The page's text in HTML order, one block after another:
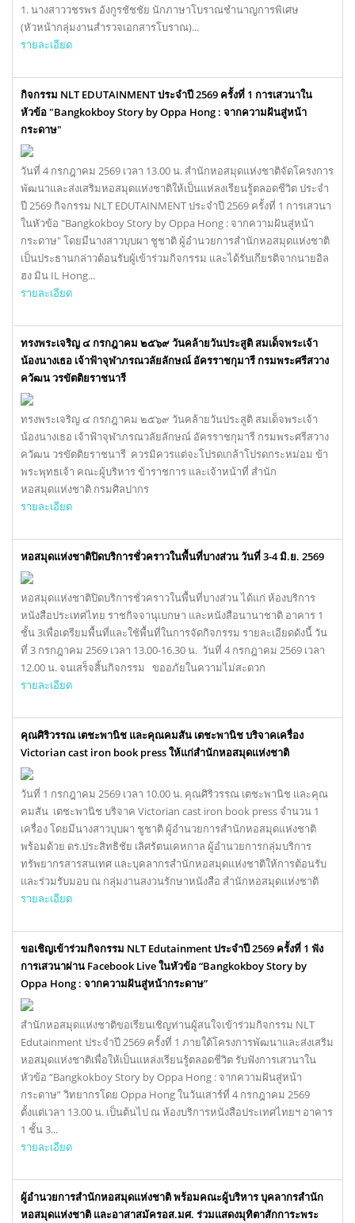
1. นางสาววชรพร อังกูรชัชชัย นักภาษาโบราณชำนาญการพิเศษ
(หัวหน้ากลุ่มงานสำรวจเอกสารโบราณ)...
รายละเอียด
กิจกรรม NLT EDUTAINMENT ประจำปี 2569 ครั้งที่ 1 การเสวนาใน
หัวข้อ "Bangkokboy Story by Oppa Hong : จากความฝันสู่หน้า
กระดาษ"
วันที่ 4 กรกฎาคม 2569 เวลา 13.00 น. สำนักหอสมุดแห่งชาติจัดโครงการ
พัฒนาและส่งเสริมหอสมุดแห่งชาติให้เป็นแห่ลงเรียนรู้ตลอดชีวิต ประจำ
ปี 2569 กิจกรรม NLT EDUTAINMENT ประจำปี 2569 ครั้งที่ 1 การเสวนา
ในหัวข้อ "Bangkokboy Story by Oppa Hong : จากความฝันสู่หน้า
กระดาษ" โดยมีนางสาวบุบผา ชูชาติ ผู้อำนวยการสำนักหอสมุดแห่งชาติ
เป็นประธานกล่าวต้อนรับผู้เข้าร่วมกิจกรรม และได้รับเกียรติจากนายอิล
ฮง มิน IL Hong...
รายละเอียด
ทรงพระเจริญ ๔ กรกฎาคม ๒๕๖๙ วันคล้ายวันประสูติ สมเด็จพระเจ้า
น้องนางเธอ เจ้าฟ้าจุฬาภรณวลัยลักษณ์ อัครราชกุมารี กรมพระศรีสวาง
ควัฒน วรขัตติยราชนารี
ทรงพระเจริญ ๔ กรกฎาคม ๒๕๖๙ วันคล้ายวันประสูติ สมเด็จพระเจ้า
น้องนางเธอ เจ้าฟ้าจุฬาภรณวลัยลักษณ์ อัครราชกุมารี กรมพระศรีสวาง
ควัฒน วรขัตติยราชนารี ควรมิควรแต่จะโปรดเกล้าโปรดกระหม่อม ข้า
พระพุทธเจ้า คณะผู้บริหาร ข้าราชการ และเจ้าหน้าที่ สำนัก
หอสมุดแห่งชาติ กรมศิลปากร
รายละเอียด
หอสมุดแห่งชาติปิดบริการชั่วคราวในพื้นที่บางส่วน วันที่ 3-4 มิ.ย. 2569
หอสมุดแห่งชาติปิดบริการชั่วคราวในพื้นที่บางส่วน ได้แก่ ห้องบริการ
หนังสือประเทศไทย ราชกิจจานุเบกษา และหนังสือนานาชาติ อาคาร 1
ชั้น 3เพื่อเตรียมพื้นที่และใช้พื้นที่ในการจัดกิจกรรม รายละเอียดดังนี้ วัน
ที่ 3 กรกฎาคม 2569 เวลา 13.00-16.30 น. วันที่ 4 กรกฎาคม 2569 เวลา
12.00 น. จนเสร็จสิ้นกิจกรรม ขออภัยในความไม่สะดวก
รายละเอียด
คุณศิริวรรณ เตชะพานิช และคุณคมสัน เตชะพานิช บริจาคเครื่อง
Victorian cast iron book press ให้แก่สำนักหอสมุดแห่งชาติ
วันที่ 1 กรกฎาคม 2569 เวลา 10.00 น. คุณศิริวรรณ เตชะพานิช และคุณ
คมสัน เตชะพานิช บริจาค Victorian cast iron book press จำนวน 1
เครื่อง โดยมีนางสาวบุบผา ชูชาติ ผู้อำนวยการสำนักหอสมุดแห่งชาติ
พร้อมด้วย ดร.ประสิทธิชัย เลิศรัตนเคหกาล ผู้อำนวยการกลุ่มบริการ
ทรัพยากรสารสนเทศ และบุคลากรสำนักหอสมุดแห่งชาติให้การต้อนรับ
และร่วมรับมอบ ณ กลุ่มงานสงวนรักษาหนังสือ สำนักหอสมุดแห่งชาติ
รายละเอียด
ขอเชิญเข้าร่วมกิจกรรม NLT Edutainment ประจำปี 2569 ครั้งที่ 1 ฟัง
การเสวนาผ่าน Facebook Live ในหัวข้อ “Bangkokboy Story by
Oppa Hong : จากความฝันสู่หน้ากระดาษ”
สำนักหอสมุดแห่งชาติขอเรียนเชิญท่านผู้สนใจเข้าร่วมกิจกรรม NLT
Edutainment ประจำปี 2569 ครั้งที่ 1 ภายใต้โครงการพัฒนาและส่งเสริม
หอสมุดแห่งชาติเพื่อให้เป็นแหล่งเรียนรู้ตลอดชีวิต รับฟังการเสวนาใน
หัวข้อ “Bangkokboy Story by Oppa Hong : จากความฝันสู่หน้า
กระดาษ” วิทยากรโดย Oppa Hong ในวันเสาร์ที่ 4 กรกฎาคม 2569
ตั้งแต่เวลา 13.00 น. เป็นต้นไป ณ ห้องบริการหนังสือประเทศไทยฯ อาคาร
1 ชั้น 3...
รายละเอียด
ผู้อำนวยการสำนักหอสมุดแห่งชาติ พร้อมคณะผู้บริหาร บุคลากรสำนัก
หอสมุดแห่งชาติ และอาสาสมัครอส.มศ. ร่วมแสดงมุทิตาสักการะพระ